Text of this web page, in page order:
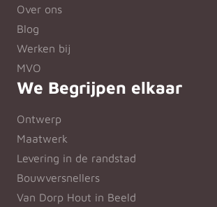
Over ons
Blog
Werken bij
MVO
We Begrijpen elkaar
Ontwerp
Maatwerk
Levering in de randstad
Bouwversnellers
Van Dorp Hout in Beeld